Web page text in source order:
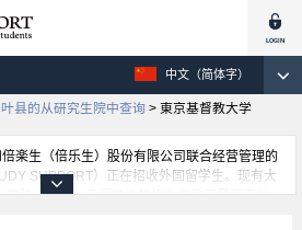
中文（简体字）
县的从研究生院中查询 > 東京基督教大学
楽生（倍乐生）股份有限公司联合经营管理的
SUPPORT）正在招收外国留学生。现有大
院、短大、专门学校的招生信息正登载于此